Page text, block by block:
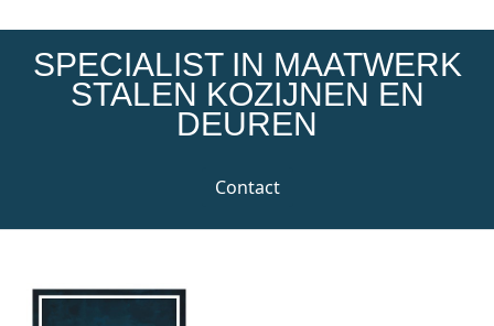
SPECIALIST IN MAATWERK
STALEN KOZIJNEN EN
DEUREN
Contact